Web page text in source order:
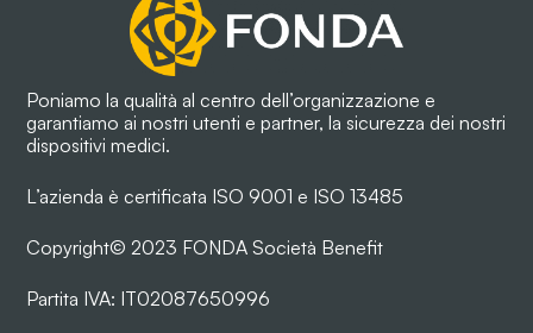
Poniamo la qualità al centro dell’organizzazione e
garantiamo ai nostri utenti e partner, la sicurezza dei nostri
dispositivi medici.
L’azienda è certificata ISO 9001 e ISO 13485
Copyright© 2023 FONDA Società Benefit
Partita IVA: IT02087650996